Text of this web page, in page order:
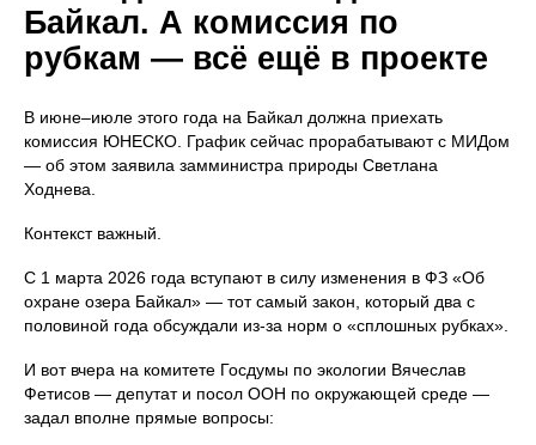
Байкал. А комиссия по
рубкам — всё ещё в проекте
В июне–июле этого года на Байкал должна приехать
комиссия ЮНЕСКО. График сейчас прорабатывают с МИДом
— об этом заявила замминистра природы Светлана
Ходнева.
Контекст важный.
С 1 марта 2026 года вступают в силу изменения в ФЗ «Об
охране озера Байкал» — тот самый закон, который два с
половиной года обсуждали из-за норм о «сплошных рубках».
И вот вчера на комитете Госдумы по экологии Вячеслав
Фетисов — депутат и посол ООН по окружающей среде —
задал вполне прямые вопросы: